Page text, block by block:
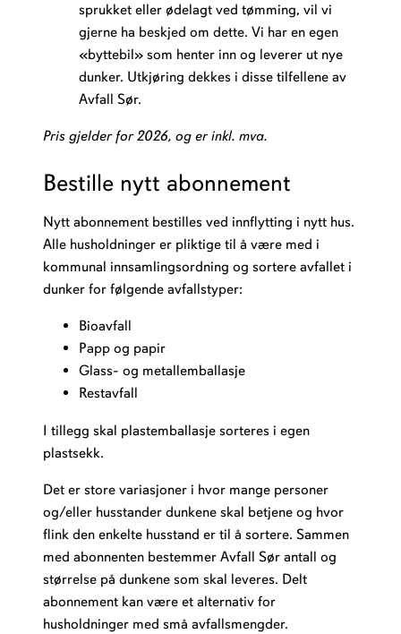
sprukket eller ødelagt ved tømming, vil vi
gjerne ha beskjed om dette. Vi har en egen
«byttebil» som henter inn og leverer ut nye
dunker. Utkjøring dekkes i disse tilfellene av
Avfall Sør.
Pris gjelder for 2026, og er inkl. mva.
Bestille nytt abonnement
Nytt abonnement bestilles ved innflytting i nytt hus.
Alle husholdninger er pliktige til å være med i
kommunal innsamlingsordning og sortere avfallet i
dunker for følgende avfallstyper:
Bioavfall
Papp og papir
Glass- og metallemballasje
Restavfall
I tillegg skal plastemballasje sorteres i egen
plastsekk.
Det er store variasjoner i hvor mange personer
og/eller husstander dunkene skal betjene og hvor
flink den enkelte husstand er til å sortere. Sammen
med abonnenten bestemmer Avfall Sør antall og
størrelse på dunkene som skal leveres. Delt
abonnement kan være et alternativ for
husholdninger med små avfallsmengder.